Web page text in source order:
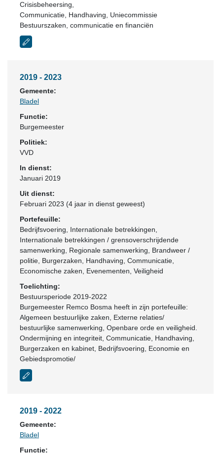
Crisisbeheersing,
Communicatie, Handhaving, Uniecommissie
Bestuurszaken, communicatie en financiën
2019 - 2023
Gemeente:
Bladel
Functie:
Burgemeester
Politiek:
VVD
In dienst:
Januari 2019
Uit dienst:
Februari 2023 (4 jaar in dienst geweest)
Portefeuille:
Bedrijfsvoering, Internationale betrekkingen,
Internationale betrekkingen / grensoverschrijdende
samenwerking, Regionale samenwerking, Brandweer /
politie, Burgerzaken, Handhaving, Communicatie,
Economische zaken, Evenementen, Veiligheid
Toelichting:
Bestuursperiode 2019-2022
Burgemeester Remco Bosma heeft in zijn portefeuille:
Algemeen bestuurlijke zaken, Externe relaties/
bestuurlijke samenwerking, Openbare orde en veiligheid.
Ondermijning en integriteit, Communicatie, Handhaving,
Burgerzaken en kabinet, Bedrijfsvoering, Economie en
Gebiedspromotie/
2019 - 2022
Gemeente:
Bladel
Functie: